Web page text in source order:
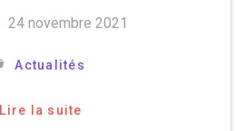
24 novembre 2021
Actualités
Lire la suite